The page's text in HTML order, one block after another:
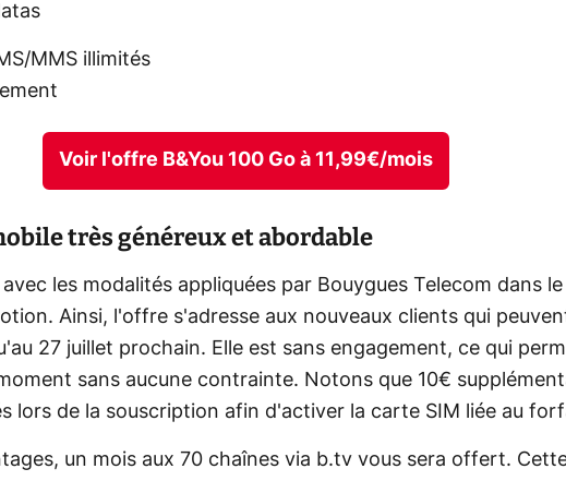
MMS illimités
Voir l'offre B&You 100 Go à 11,99€/mois
très généreux et abordable
les modalités appliquées par Bouygues Telecom dans
Ainsi, l'offre s'adresse aux nouveaux clients qui
27 juillet prochain. Elle est sans engagement, ce qui
sans aucune contrainte. Notons que 10€
lors de la souscription afin d'activer la carte SIM liée au
un mois aux 70 chaînes via b.tv vous sera offert.